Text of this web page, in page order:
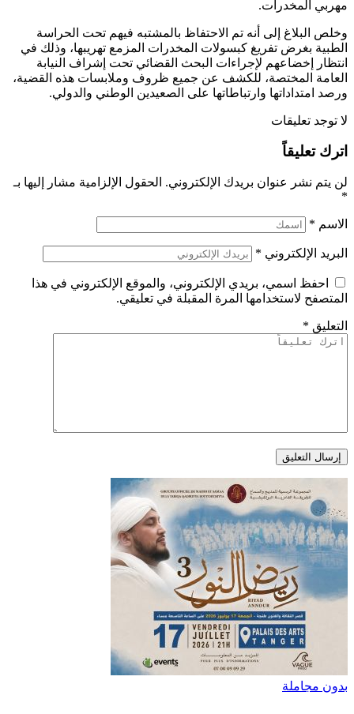
مهربي المخدرات.
وخلص البلاغ إلى أنه تم الاحتفاظ بالمشتبه فيهم تحت الحراسة
الطبية بغرض تفريغ كبسولات المخدرات المزمع تهريبها، وذلك في
انتظار إخضاعهم لإجراءات البحث القضائي تحت إشراف النيابة
العامة المختصة، للكشف عن جميع ظروف وملابسات هذه القضية،
ورصد امتداداتها وارتباطاتها على الصعيدين الوطني والدولي.
لا توجد تعليقات
اترك تعليقاً
لن يتم نشر عنوان بريدك الإلكتروني. الحقول الإلزامية مشار إليها بـ
*
الاسم *
البريد الإلكتروني *
احفظ اسمي، بريدي الإلكتروني، والموقع الإلكتروني في هذا
المتصفح لاستخدامها المرة المقبلة في تعليقي.
التعليق *
بدون مجاملة